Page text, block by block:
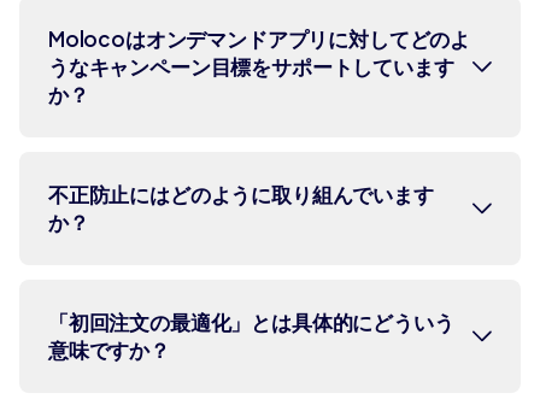
Molocoは、GoogleおよびAppleのア
プリストア要件に準拠した厳格な品質
基準を維持しています。リアルタイム
おり、これらの取り組みはTAGおよび
IABゴールド認証を取得しています。
Molocoはオンデマンドアプリに対してどのよ
うなキャンペーン目標をサポートしています
か？
Molocoは、新規インストール、サイン
アップ、オンボーディング完了、初回
特定のアプリ内イベント、さらには
CPAやROASといった収益ベースの目標
不正防止にはどのように取り組んでいます
か？
当社では、数値を水増しし、不正リス
クを招く恐れのある「固定のCAC保
「初回注文の最適化」とは具体的にどういう
意味ですか？